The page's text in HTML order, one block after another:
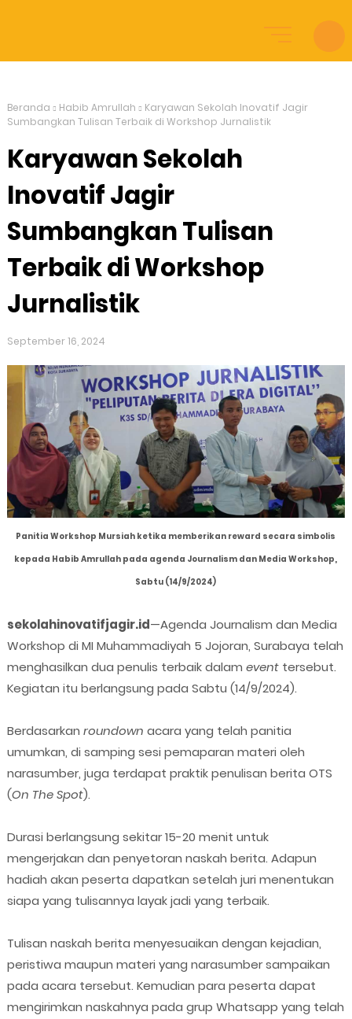
Beranda Habib Amrullah
Karyawan Sekolah Inovatif Jagir
Sumbangkan Tulisan Terbaik di Workshop Jurnalistik
Karyawan Sekolah
Inovatif Jagir
Sumbangkan Tulisan
Terbaik di Workshop
Jurnalistik
September 16, 2024
Panitia Workshop Mursiah ketika memberikan reward secara simbolis
kepada Habib Amrullah pada agenda Journalism dan Media Workshop,
Sabtu (14/9/2024)
sekolahinovatifjagir.id—Agenda Journalism dan Media
Workshop di MI Muhammadiyah 5 Jojoran, Surabaya telah
menghasilkan dua penulis terbaik dalam event tersebut.
Kegiatan itu berlangsung pada Sabtu (14/9/2024).
Berdasarkan roundown acara yang telah panitia
umumkan, di samping sesi pemaparan materi oleh
narasumber, juga terdapat praktik penulisan berita OTS
(On The Spot).
Durasi berlangsung sekitar 15-20 menit untuk
mengerjakan dan penyetoran naskah berita. Adapun
hadiah akan peserta dapatkan setelah juri menentukan
siapa yang tulisannya layak jadi yang terbaik.
Tulisan naskah berita menyesuaikan dengan kejadian,
peristiwa maupun materi yang narasumber sampaikan
pada acara tersebut. Kemudian para peserta dapat
mengirimkan naskahnya pada grup Whatsapp yang telah